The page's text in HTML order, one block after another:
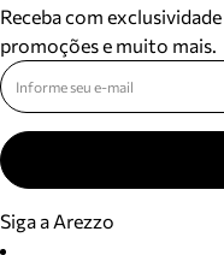
Receba com
promoções e muito mais.
Siga a Arezzo